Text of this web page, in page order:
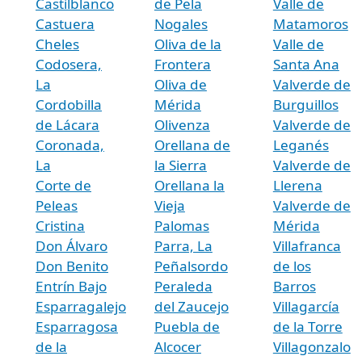
Castuera
Cheles
Codosera,
La
Cordobilla
de Lácara
Coronada,
La
Corte de
Peleas
Cristina
Don Álvaro
Don Benito
Entrín Bajo
Esparragalejo
Esparragosa
de la
Nogales
Oliva de la
Frontera
Oliva de
Mérida
Olivenza
Orellana de
la Sierra
Orellana la
Vieja
Palomas
Parra, La
Peñalsordo
Peraleda
del Zaucejo
Puebla de
Alcocer
Matamoros
Valle de
Santa Ana
Valverde de
Burguillos
Valverde de
Leganés
Valverde de
Llerena
Valverde de
Mérida
Villafranca
de los
Barros
Villagarcía
de la Torre
Villagonzalo